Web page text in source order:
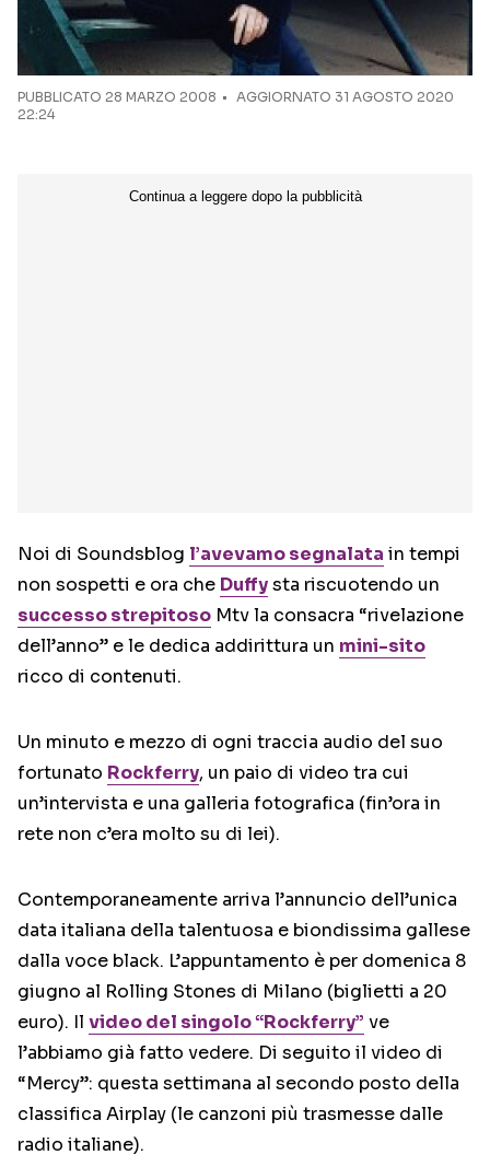
PUBBLICATO 28 MARZO 2008
AGGIORNATO 31 AGOSTO 2020
22:24
Noi di Soundsblog l’avevamo segnalata in tempi
non sospetti e ora che Duffysta riscuotendo un
successo strepitoso Mtv la consacra “rivelazione
dell’anno” e le dedica addirittura un mini-sito
ricco di contenuti.
Un minuto e mezzo di ogni traccia audio del suo
fortunato Rockferry, un paio di video tra cui
un’intervista e una galleria fotografica (fin’ora in
rete non c’era molto su di lei).
Contemporaneamente arriva l’annuncio dell’unica
data italiana della talentuosa e biondissima gallese
dalla voce black. L’appuntamento è per domenica 8
giugno al Rolling Stones di Milano (biglietti a 20
euro). Il video del singolo “Rockferry” ve
l’abbiamo già fatto vedere. Di seguito il video di
“Mercy”: questa settimana al secondo posto della
classifica Airplay (le canzoni più trasmesse dalle
radio italiane).